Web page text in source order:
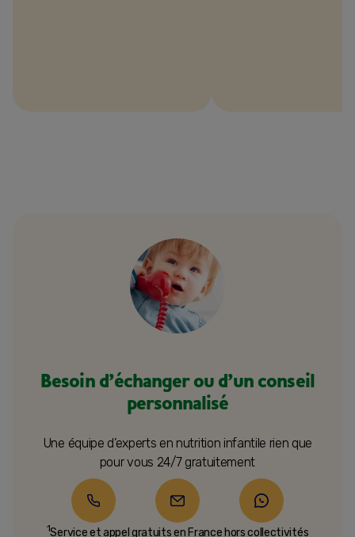
Besoin d’échanger ou d’un conseil
personnalisé
Une équipe d’experts en nutrition infantile rien que
pour vous 24/7 gratuitement
1Service et appel gratuits en France hors collectivités